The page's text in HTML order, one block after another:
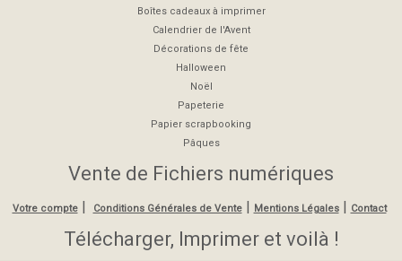
Boîtes cadeaux à imprimer
Calendrier de l'Avent
Décorations de fête
Halloween
Noël
Papeterie
Papier scrapbooking
Pâques
Vente de Fichiers numériques
Votre compte| Conditions Générales de Vente| Mentions Légales Contact
Télécharger, Imprimer et voilà !